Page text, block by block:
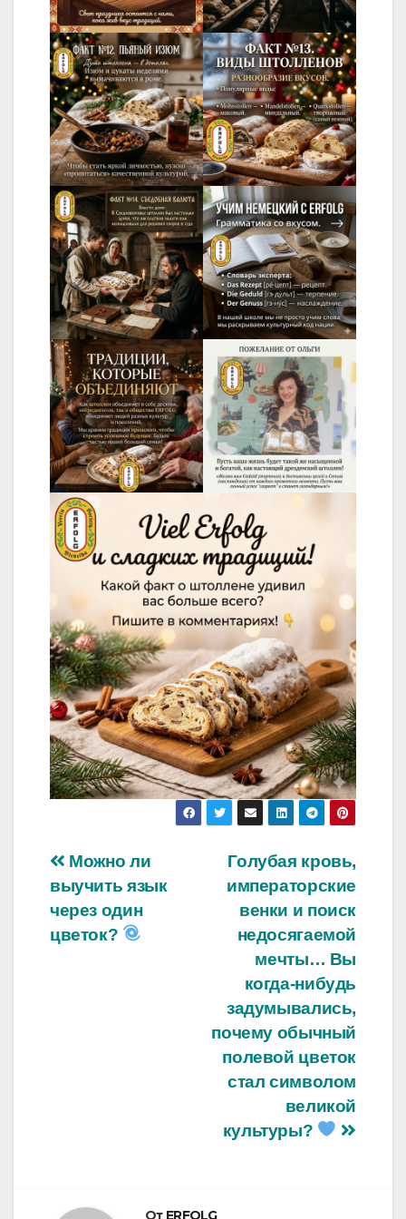
Навигация
по
записям
Голубая кровь,
императорские
венки и поиск
недосягаемой
мечты… Вы
когда-нибудь
задумывались,
почему обычный
полевой цветок
стал символом
великой
культуры?
Можно ли
выучить язык
через один
цветок?
От ERFOLG